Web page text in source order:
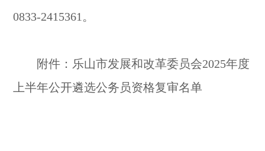
0833-2415361。
附件：乐山市发展和改革委员会2025年度
上半年公开遴选公务员资格复审名单